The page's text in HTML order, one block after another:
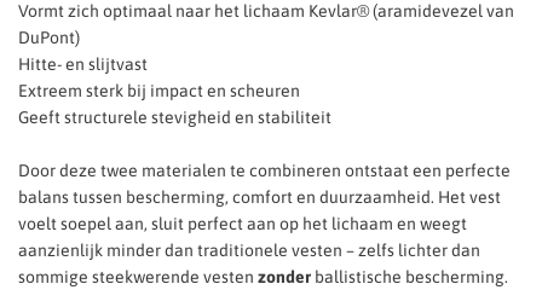
Vormt zich optimaal naar het lichaam Kevlar® (aramidevezel van
DuPont)
Hitte- en slijtvast
Extreem sterk bij impact en scheuren
Geeft structurele stevigheid en stabiliteit
Door deze twee materialen te combineren ontstaat een perfecte
balans tussen bescherming, comfort en duurzaamheid. Het vest
voelt soepel aan, sluit perfect aan op het lichaam en weegt
aanzienlijk minder dan traditionele vesten – zelfs lichter dan
sommige steekwerende vesten zonder ballistische bescherming.